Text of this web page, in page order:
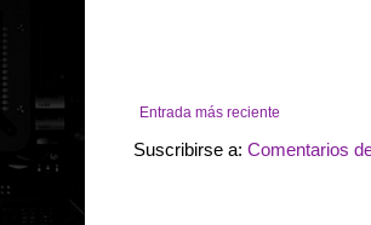
Entrada más reciente
Suscribirse a: Comentarios